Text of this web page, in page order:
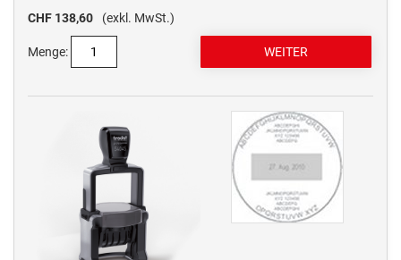
CHF 138,60
(exkl. MwSt.)
Menge: